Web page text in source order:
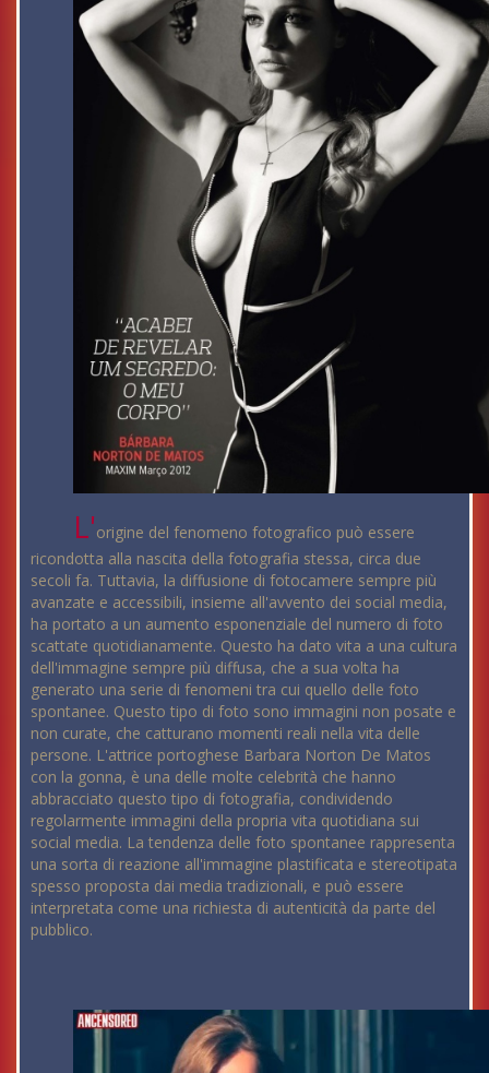
L'origine del fenomeno fotografico può essere
ricondotta alla nascita della fotografia stessa, circa due
secoli fa. Tuttavia, la diffusione di fotocamere sempre più
avanzate e accessibili, insieme all'avvento dei social media,
ha portato a un aumento esponenziale del numero di foto
scattate quotidianamente. Questo ha dato vita a una cultura
dell'immagine sempre più diffusa, che a sua volta ha
generato una serie di fenomeni tra cui quello delle foto
spontanee. Questo tipo di foto sono immagini non posate e
non curate, che catturano momenti reali nella vita delle
persone. L'attrice portoghese Barbara Norton De Matos
con la gonna, è una delle molte celebrità che hanno
abbracciato questo tipo di fotografia, condividendo
regolarmente immagini della propria vita quotidiana sui
social media. La tendenza delle foto spontanee rappresenta
una sorta di reazione all'immagine plastificata e stereotipata
spesso proposta dai media tradizionali, e può essere
interpretata come una richiesta di autenticità da parte del
pubblico.